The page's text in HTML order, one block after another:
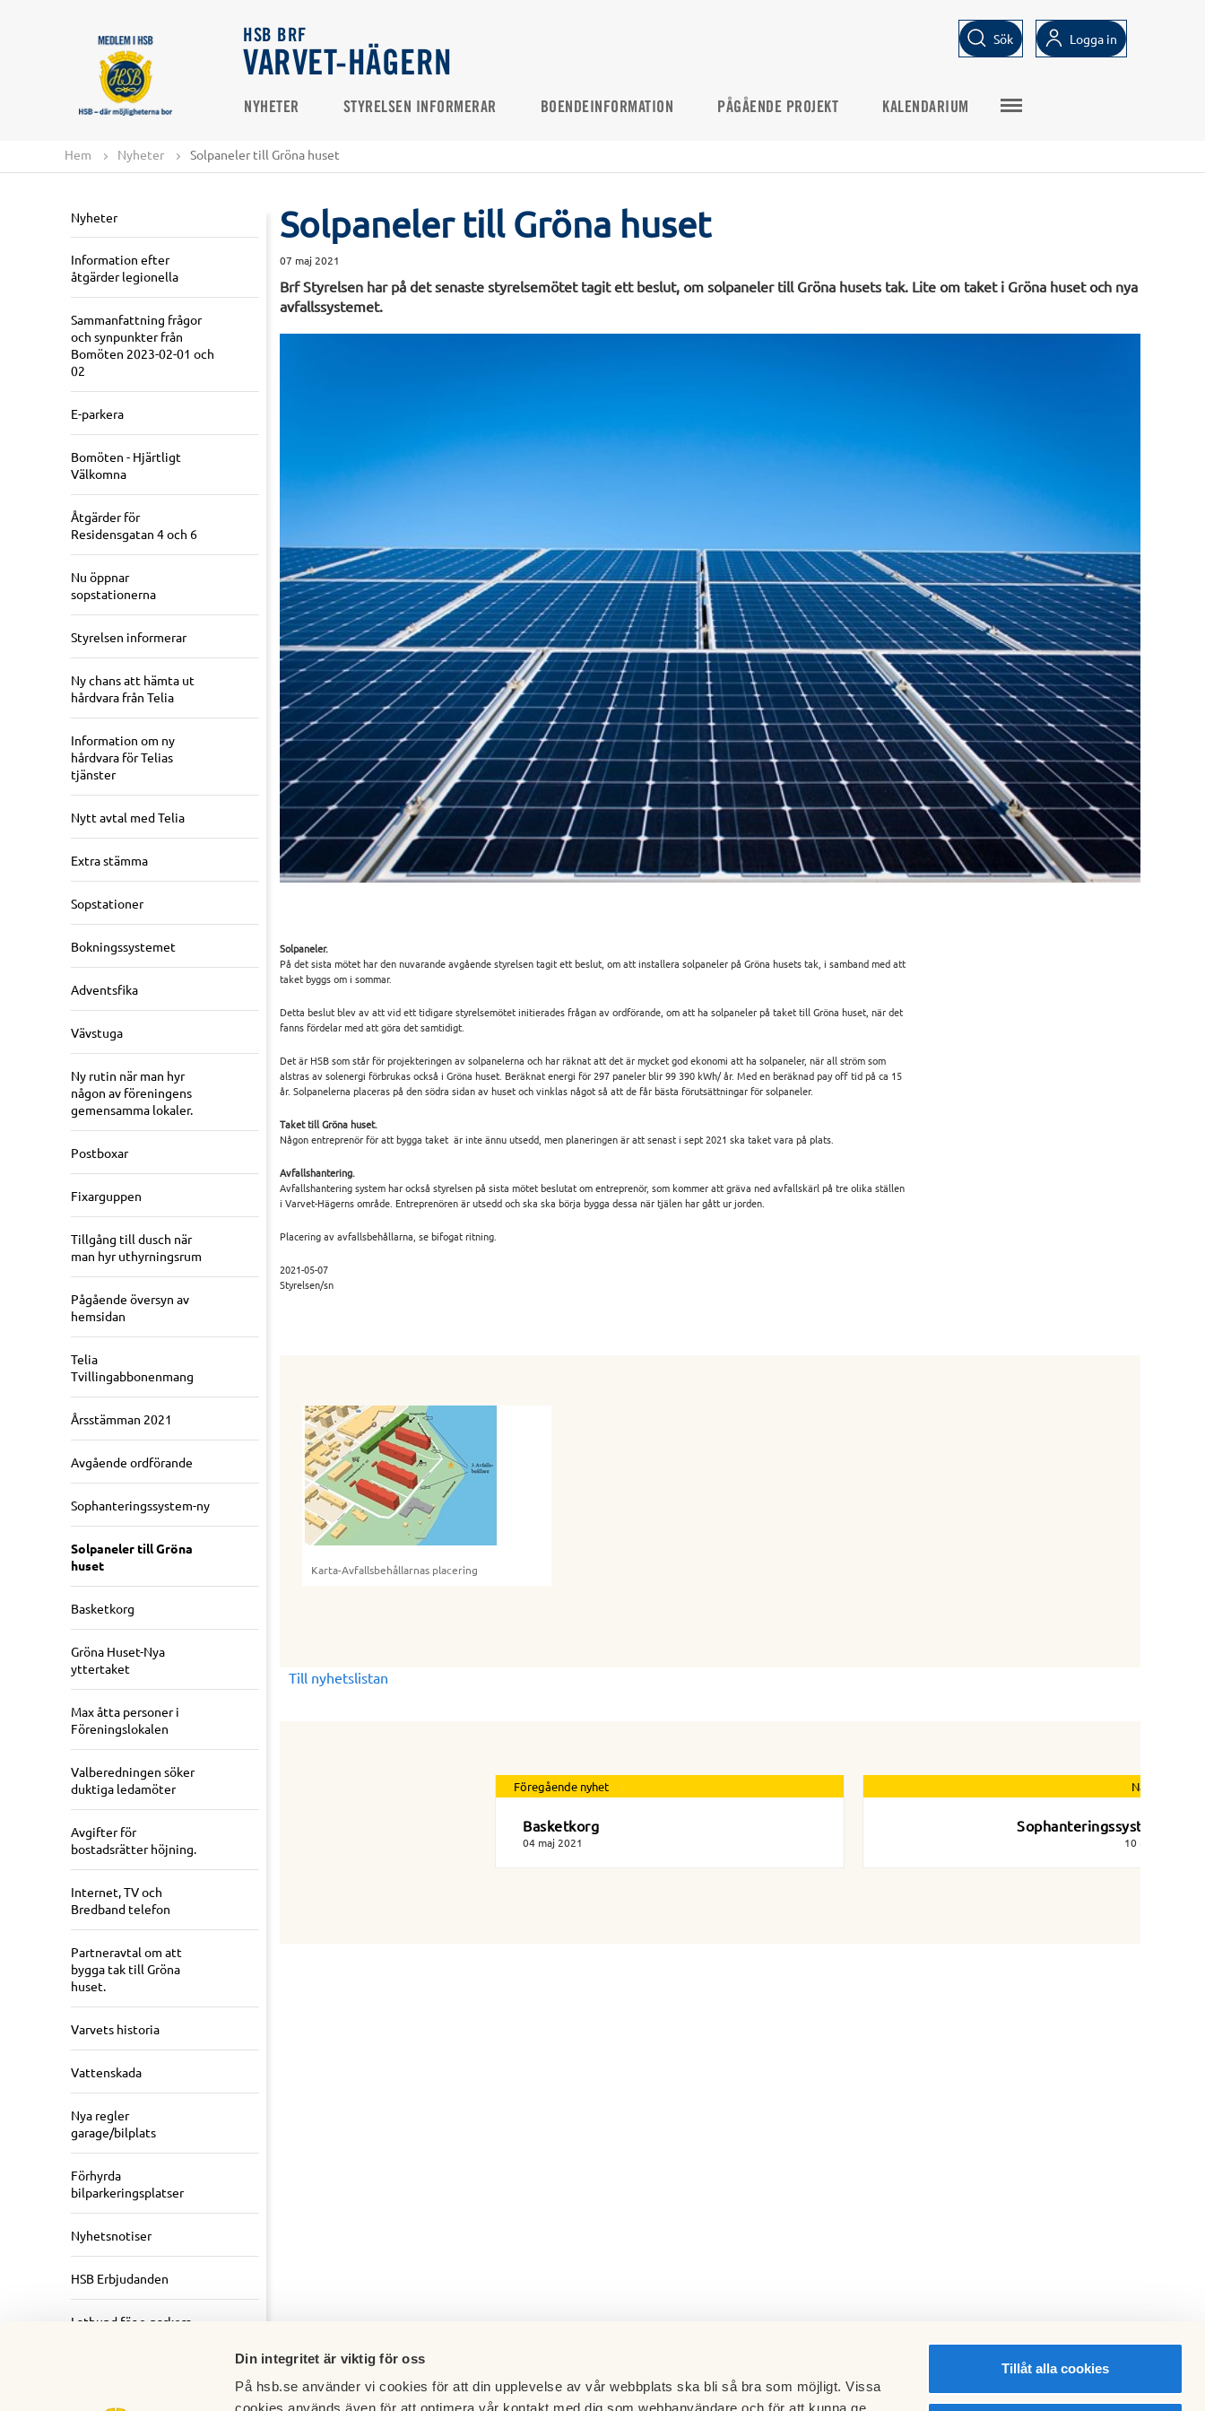
Din integritet är viktig för oss
På hsb.se använder vi cookies för att din upplevelse av vår webbplats ska bli så bra som möjligt. Vissa
Tillåt alla cookies
HSB BRF
VARVET-HÄGERN
Sök Logga in
NYHETER STYRELSEN INFORMERAR BOENDEINFORMATION PÅGÅENDE PROJEKT KALENDARIUM
Hem Nyheter Solpaneler till Gröna huset
Nyheter
Information efter
åtgärder legionella
Sammanfattning frågor
och synpunkter från
Bomöten 2023-02-01 och
02
E-parkera
Bomöten - Hjärtligt
Välkomna
Åtgärder för
Residensgatan 4 och 6
Nu öppnar
sopstationerna
Styrelsen informerar
Ny chans att hämta ut
hårdvara från Telia
Information om ny
hårdvara för Telias
tjänster
Nytt avtal med Telia
Extra stämma
Sopstationer
Bokningssystemet
Adventsfika
Vävstuga
Ny rutin när man hyr
någon av föreningens
gemensamma lokaler.
Postboxar
Fixarguppen
Tillgång till dusch när
man hyr uthyrningsrum
Pågående översyn av
hemsidan
Telia
Tvillingabbonenmang
Årsstämman 2021
Avgående ordförande
Sophanteringssystem-ny
Solpaneler till Gröna
huset
Basketkorg
Gröna Huset-Nya
yttertaket
Max åtta personer i
Föreningslokalen
Valberedningen söker
duktiga ledamöter
Avgifter för
bostadsrätter höjning.
Internet, TV och
Bredband telefon
Partneravtal om att
bygga tak till Gröna
huset.
Varvets historia
Vattenskada
Nya regler
garage/bilplats
Förhyrda
bilparkeringsplatser
Nyhetsnotiser
HSB Erbjudanden
Lathund för e-parkera
Solpaneler till Gröna huset
07 maj 2021
Brf Styrelsen har på det senaste styrelsemötet tagit ett beslut, om solpaneler till Gröna husets tak. Lite om taket i Gröna huset och nya
avfallssystemet.
Solpaneler.
På det sista mötet har den nuvarande avgående styrelsen tagit ett beslut, om att installera solpaneler på Gröna husets tak, i samband med att
taket byggs om i sommar.
Detta beslut blev av att vid ett tidigare styrelsemötet initierades frågan av ordförande, om att ha solpaneler på taket till Gröna huset, när det
fanns fördelar med att göra det samtidigt.
Det är HSB som står för projekteringen av solpanelerna och har räknat att det är mycket god ekonomi att ha solpaneler, när all ström som
alstras av solenergi förbrukas också i Gröna huset. Beräknat energi för 297 paneler blir 99 390 kWh/ år. Med en beräknad pay off tid på ca 15
år. Solpanelerna placeras på den södra sidan av huset och vinklas något så att de får bästa förutsättningar för solpaneler.
Taket till Gröna huset.
Någon entreprenör för att bygga taket är inte ännu utsedd, men planeringen är att senast i sept 2021 ska taket vara på plats.
Avfallshantering.
Avfallshantering system har också styrelsen på sista mötet beslutat om entreprenör, som kommer att gräva ned avfallskärl på tre olika ställen
i Varvet-Hägerns område. Entreprenören är utsedd och ska ska börja bygga dessa när tjälen har gått ur jorden.
Placering av avfallsbehållarna, se bifogat ritning.
2021-05-07
Styrelsen/sn
Karta-Avfallsbehållarnas placering
Till nyhetslistan
Föregående nyhet
Basketkorg
04 maj 2021
Nästa nyhet
Sophanteringssystem-ny
10 maj 2021